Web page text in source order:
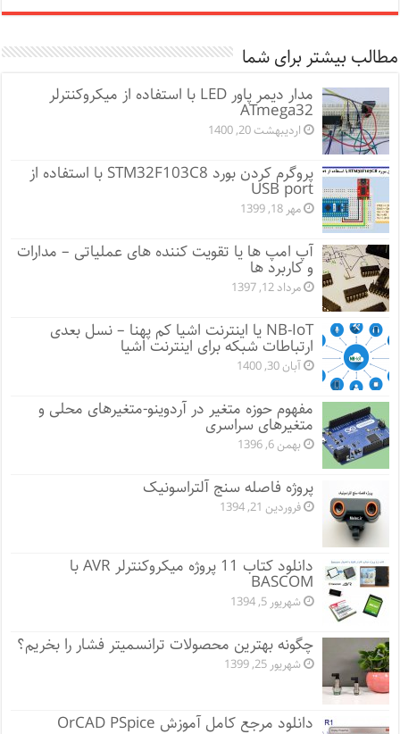
مطالب بیشتر برای شما
مدار دیمر پاور LED با استفاده از میکروکنترلر
ATmega32
اردیبهشت 20, 1400
پروگرم کردن بورد STM32F103C8 با استفاده از
USB port
مهر 18, 1399
آپ امپ ها یا تقویت کننده های عملیاتی – مدارات
و کاربرد ها
مرداد 12, 1397
NB-IoT یا اینترنت اشیا کم پهنا – نسل بعدی
ارتباطات شبکه برای اینترنت اشیا
آبان 30, 1400
مفهوم حوزه متغیر در آردوینو-متغیرهای محلی و
متغیرهای سراسری
بهمن 6, 1396
پروژه فاصله سنج آلتراسونیک
فروردین 21, 1394
دانلود کتاب 11 پروژه میکروکنترلر AVR با
BASCOM
شهریور 5, 1394
چگونه بهترین محصولات ترانسمیتر فشار را بخریم؟
شهریور 25, 1399
دانلود مرجع کامل آموزش OrCAD PSpice